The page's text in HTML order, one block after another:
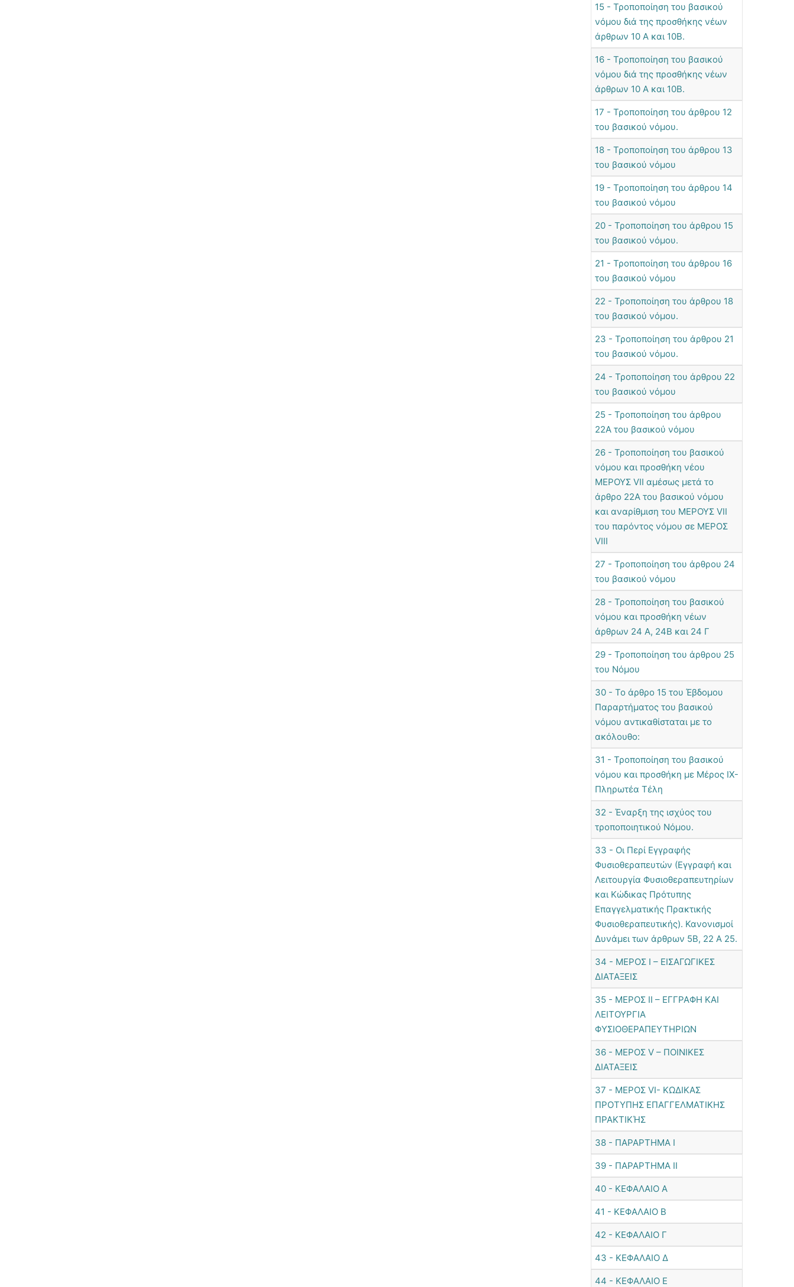
15 - Τροποποίηση του βασικού
νόμου διά της προσθήκης νέων
άρθρων 10 Α και 10Β.
16 - Τροποποίηση του βασικού
νόμου διά της προσθήκης νέων
άρθρων 10 Α και 10Β.
17 - Τροποποίηση του άρθρου 12
του βασικού νόμου.
18 - Τροποποίηση του άρθρου 13
του βασικού νόμου
19 - Τροποποίηση του άρθρου 14
του βασικού νόμου
20 - Τροποποίηση του άρθρου 15
του βασικού νόμου.
21 - Τροποποίηση του άρθρου 16
του βασικού νόμου
22 - Τροποποίηση του άρθρου 18
του βασικού νόμου.
23 - Τροποποίηση του άρθρου 21
του βασικού νόμου.
24 - Τροποποίηση του άρθρου 22
του βασικού νόμου
25 - Τροποποίηση του άρθρου
22Α του βασικού νόμου
26 - Τροποποίηση του βασικού
νόμου και προσθήκη νέου
ΜΕΡΟΥΣ VII αμέσως μετά το
άρθρο 22Α του βασικού νόμου
και αναρίθμιση του ΜΕΡΟΥΣ VII
του παρόντος νόμου σε ΜΕΡΟΣ
VIII
27 - Τροποποίηση του άρθρου 24
του βασικού νόμου
28 - Τροποποίηση του βασικού
νόμου και προσθήκη νέων
άρθρων 24 Α, 24Β και 24 Γ
29 - Τροποποίηση του άρθρου 25
του Νόμου
30 - Το άρθρο 15 του Έβδομου
Παραρτήματος του βασικού
νόμου αντικαθίσταται με το
ακόλουθο:
31 - Τροποποίηση του βασικού
νόμου και προσθήκη με Μέρος IX-
Πληρωτέα Τέλη
32 - Έναρξη της ισχύος του
τροποποιητικού Νόμου.
33 - Οι Περί Εγγραφής
Φυσιοθεραπευτών (Εγγραφή και
Λειτουργία Φυσιοθεραπευτηρίων
και Κώδικας Πρότυπης
Επαγγελματικής Πρακτικής
Φυσιοθεραπευτικής). Κανονισμοί
Δυνάμει των άρθρων 5Β, 22 Α 25.
34 - ΜΕΡΟΣ Ι – ΕΙΣΑΓΩΓΙΚΕΣ
ΔΙΑΤΑΞΕΙΣ
35 - ΜΕΡΟΣ ΙΙ – ΕΓΓΡΑΦΗ ΚΑΙ
ΛΕΙΤΟΥΡΓΙΑ
ΦΥΣΙΟΘΕΡΑΠΕΥΤΗΡΙΩΝ
36 - ΜΕΡΟΣ V – ΠΟΙΝΙΚΕΣ
ΔΙΑΤΑΞΕΙΣ
37 - ΜΕΡΟΣ VI- ΚΩΔΙΚΑΣ
ΠΡΟΤΥΠΗΣ ΕΠΑΓΓΕΛΜΑΤΙΚΗΣ
ΠΡΑΚΤΙΚΉΣ
38 - ΠΑΡΑΡΤΗΜΑ Ι
39 - ΠΑΡΑΡΤΗΜΑ ΙΙ
40 - ΚΕΦΑΛΑΙΟ Α
41 - ΚΕΦΑΛΑΙΟ Β
42 - ΚΕΦΑΛΑΙΟ Γ
43 - ΚΕΦΑΛΑΙΟ Δ
44 - ΚΕΦΑΛΑΙΟ Ε